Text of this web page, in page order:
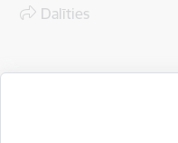
Dalīties